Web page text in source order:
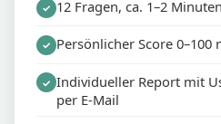
✓ 12 Fragen, ca. 1–2 Minuten
✓ Persönlicher Score
✓ Individueller Report mit
per E-Mail